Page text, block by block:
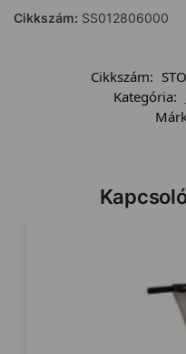
Cikkszám: SS012806000
Cikkszám:
Kategória: